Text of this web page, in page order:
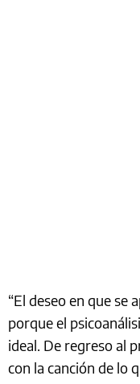
“El deseo en que se
porque el
ideal. De regreso al
con la canción de lo